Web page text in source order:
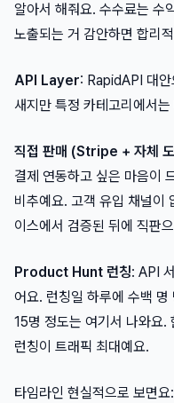
알아서 해줘요. 수수료는 수
노출되는 거 감안하면 합리
API Layer: RapidAPI 대
새지만 특정 카테고리에서
직접 판매 (Stripe + 자체
결제 연동하고 싶은 마음이
비추예요. 고객 유입 채널이
이스에서 검증된 뒤에 직판
Product Hunt 런칭: API
어요. 런칭일 하루에 수백
15명 정도는 여기서 나와요.
런칭이 트래픽 최대예요.
타임라인 현실적으로 보면요: